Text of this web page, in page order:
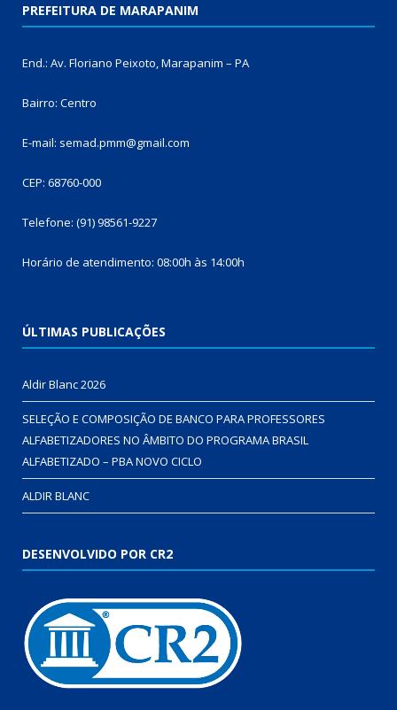
PREFEITURA DE MARAPANIM
End.: Av. Floriano Peixoto, Marapanim – PA
Bairro: Centro
E-mail: semad.pmm@gmail.com
CEP: 68760-000
Telefone: (91) 98561-9227
Horário de atendimento: 08:00h às 14:00h
ÚLTIMAS PUBLICAÇÕES
Aldir Blanc 2026
SELEÇÃO E COMPOSIÇÃO DE BANCO PARA PROFESSORES
ALFABETIZADORES NO ÂMBITO DO PROGRAMA BRASIL
ALFABETIZADO – PBA NOVO CICLO
ALDIR BLANC
DESENVOLVIDO POR CR2